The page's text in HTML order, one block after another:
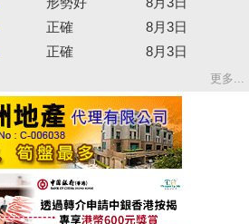
正確
8月3日
正確 8月3日
更多...